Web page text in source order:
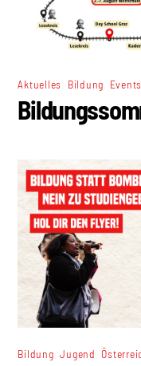
Aktuelles Bildung Events
Bildung ,Jugend